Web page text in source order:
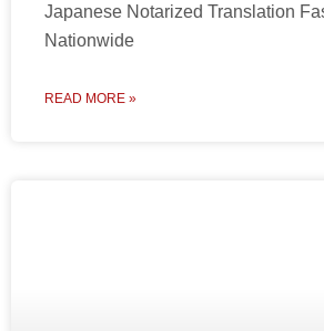
Japanese Notarized Translation
Nationwide
READ MORE »